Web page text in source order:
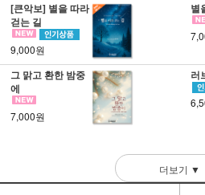
[큰악보] 별을 따라
걷는 길
9,000원
별
그 맑고 환한 밤중
에
7,000원
러
더보기 ▼